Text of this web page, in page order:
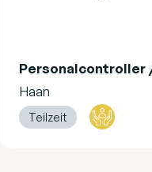
Personalcontroller
Haan
Teilzeit